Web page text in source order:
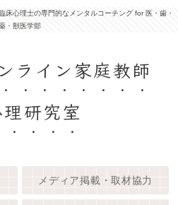
心理士の専門的なメンタルコーチング for 医・歯・
・獣医学部
ライン家庭教師
研究室
メディア掲載・取材協力